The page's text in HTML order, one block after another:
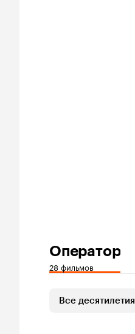
Оператор
28 фильмов
Все десятилетия